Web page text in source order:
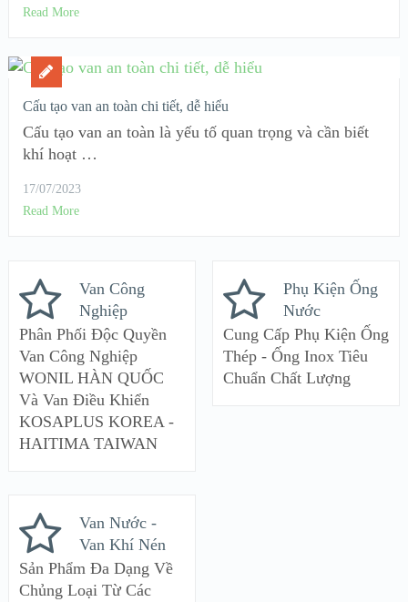
Read More
Cấu tạo van an toàn chi tiết, dễ hiểu
Cấu tạo van an toàn là yếu tố quan trọng và cần biết
khí hoạt …
17/07/2023
Read More
Van Công
Nghiệp
Phân Phối Độc Quyền
Van Công Nghiệp
WONIL HÀN QUỐC
Và Van Điều Khiển
KOSAPLUS KOREA -
HAITIMA TAIWAN
Phụ Kiện Ống
Nước
Cung Cấp Phụ Kiện Ống
Thép - Ống Inox Tiêu
Chuẩn Chất Lượng
Van Nước -
Van Khí Nén
Sản Phẩm Đa Dạng Về
Chủng Loại Từ Các